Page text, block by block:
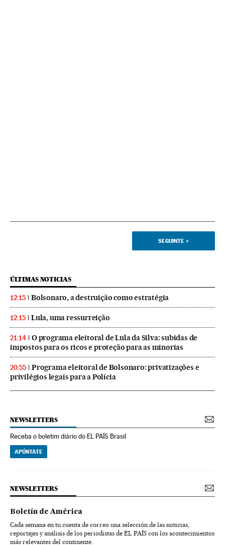
SEGUINTE >
ÚLTIMAS NOTICIAS
12:15 Bolsonaro, a destruição como estratégia
12:15 Lula, uma ressurreição
21:14
O programa eleitoral de Lula da Silva: subidas de
impostos para os ricos e proteção para as minorias
20:55
Programa eleitoral de Bolsonaro: privatizações e
privilégios legais para a Polícia
NEWSLETTERS
Receba o boletim diário do EL PAÍS Brasil
APÚNTATE
NEWSLETTERS
Boletín de América
Cada semana en tu cuenta de correo una selección de las noticias,
reportajes y análisis de los periodistas de EL PAÍS con los acontecimientos
más relevantes del continente.